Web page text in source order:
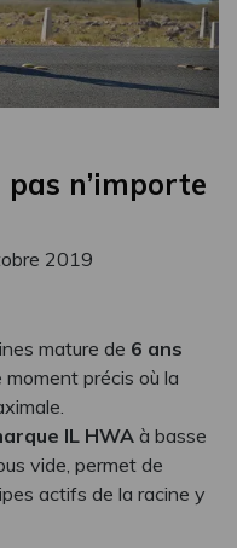
n’importe
2019
mature de 6 ans
précis où la
IL HWA à basse
vide, permet de
actifs de la racine y